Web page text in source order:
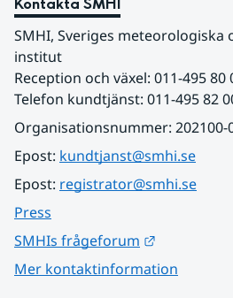
SMHI, Sveriges meteorologiska
institut
Reception och växel: 011-495 80
Telefon kundtjänst: 011-495 82
Organisationsnummer: 202100-
Epost: kundtjanst@smhi.se
Epost: registrator@smhi.se
Press
SMHIs frågeforum
Mer kontaktinformation